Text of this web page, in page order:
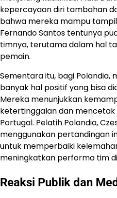
kepercayaan diri tambahan
bahwa mereka mampu
Fernando Santos tentunya
timnya, terutama dalam hal
pemain.
Sementara itu, bagi Polandia,
banyak hal positif yang bisa
Mereka menunjukkan
ketertinggalan dan
Portugal. Pelatih Polandia,
menggunakan pertandingan
untuk memperbaiki
meningkatkan performa tim
Reaksi Publik dan